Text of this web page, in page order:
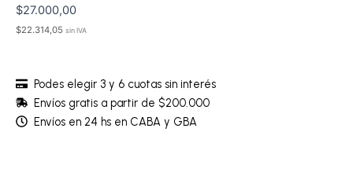
$27.000,00
$22.314,05 sin IVA
Podes elegir 3 y 6 cuotas sin interés
Envíos gratis a partir de $200.000
Envíos en 24 hs en CABA y GBA